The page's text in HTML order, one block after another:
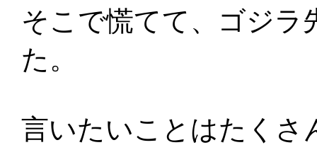
そこで慌てて、ゴジラ
た。
言いたいことはたくさ